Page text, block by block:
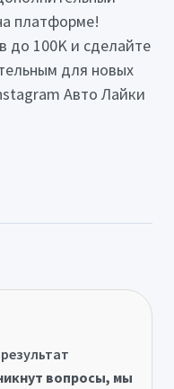
платформе!
до 100K и сделайте
для новых
Авто Лайки
вопросы, мы